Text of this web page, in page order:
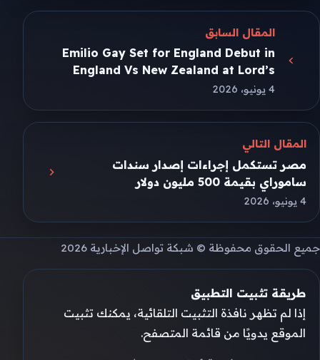
المقال السابق
Emilio Gay Set for England Debut in
England Vs New Zealand at Lord’s
4 يونيو، 2026
المقال التالي
مصر تستكمل إجراءات إصدار سندات
ساموراي بقيمة 500 مليون دولار
4 يونيو، 2026
جميع الحقوق محفوظة © شبكة تواصل الإخبارية 2026
طريقة تثبيت التطبيق
إذا لم تظهر نافذة التثبيت التلقائية، يمكنك تثبيت
الموقع يدويًا من قائمة المتصفح.